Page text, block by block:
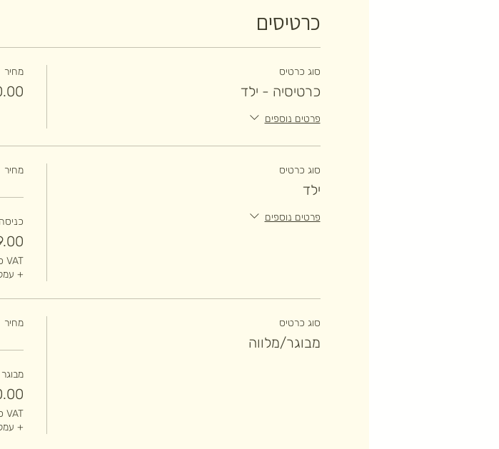
כרטיסים
סוג כרטיס
כרטיסיה - ילד
פרטים נוספים
מחיר
סוג כרטיס
ילד
פרטים נוספים
מחיר
VAT כלול
+
סוג כרטיס
מבוגר/מלווה
מחיר
מבוגר
VAT כלול
+